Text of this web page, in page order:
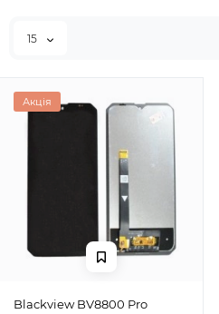
15
Акція
Blackview BV8800 Pro